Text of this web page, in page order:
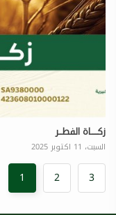
زكـــــاة الفطــر
السبت، 11 اكتوبر 2025
1 2 3